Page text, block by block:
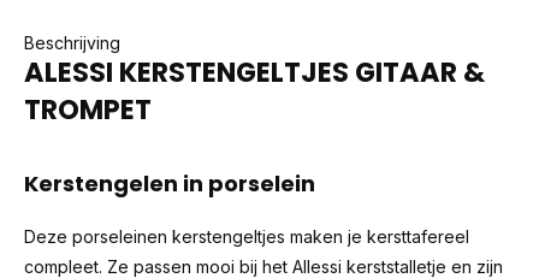
Beschrijving
ALESSI KERSTENGELTJES GITAAR &
TROMPET
Kerstengelen in porselein
Deze porseleinen kerstengeltjes maken je kersttafereel
compleet. Ze passen mooi bij het Allessi kerststalletje en zijn